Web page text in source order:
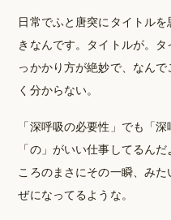
日常でふと唐突にタイトル
きなんです。タイトルが。
っかかり方が絶妙で、なん
く分からない。
「深呼吸の必要性」でも「
「の」がいい仕事してるん
ころのまさにその一瞬、み
ぜになってるような。